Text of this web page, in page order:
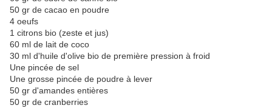
50 gr de cacao en poudre
4 oeufs
1 citrons bio (zeste et jus)
60 ml de lait de coco
30 ml d'huile d'olive bio de première pression à froid
Une pincée de sel
Une grosse pincée de poudre à lever
50 gr d'amandes entières
50 gr de cranberries